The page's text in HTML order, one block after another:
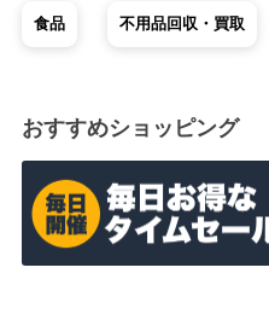
食品 不用品回収・買取
おすすめショッピング